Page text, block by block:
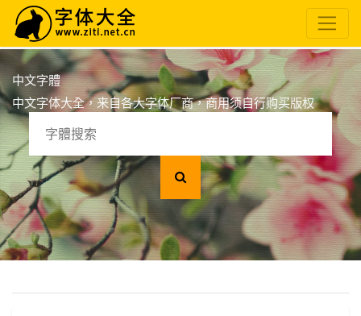
中文字體
中文字体大全，来自各大字体厂商，商用须自行购买版权